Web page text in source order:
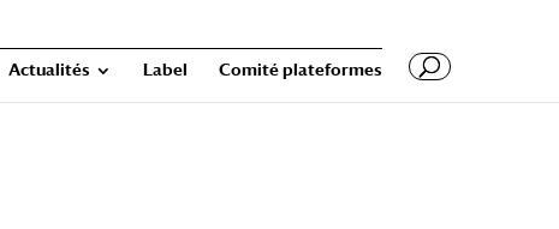
Actualités Label Comité plateformes